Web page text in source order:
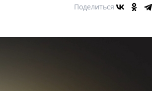
Поделиться